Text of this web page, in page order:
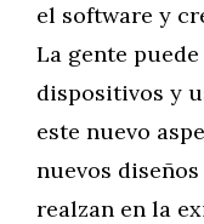
el software y
La gente
dispositivos y
este nuevo
nuevos
realzan en la